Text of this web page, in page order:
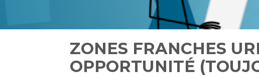
ZONES FRANCHES
OPPORTUNITÉ